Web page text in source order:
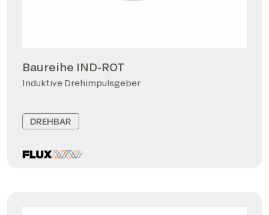
Baureihe IND-ROT
Induktive Drehimpulsgeber
DREHBAR